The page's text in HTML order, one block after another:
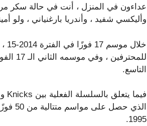
عداءون في المنزل ، أنت في حالة سكر
وأليكسي شفيد ، وأندريا بارغنياني ، ولو
التاسع.
1995.